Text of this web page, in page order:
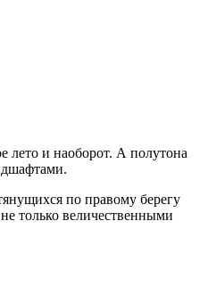
лето и наоборот. А полутона
по правому берегу
только величественными